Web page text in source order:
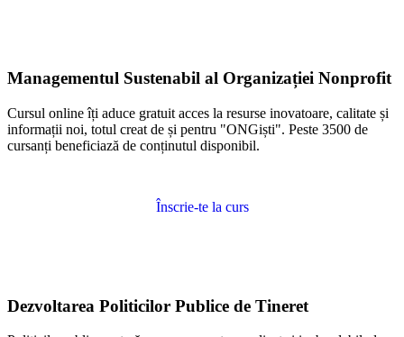
Managementul Sustenabil al Organizației Nonprofit
Cursul online îți aduce gratuit acces la resurse inovatoare, calitate și
informații noi, totul creat de și pentru "ONGiști". Peste 3500 de
cursanți beneficiază de conținutul disponibil.
Înscrie-te la curs
Dezvoltarea Politicilor Publice de Tineret